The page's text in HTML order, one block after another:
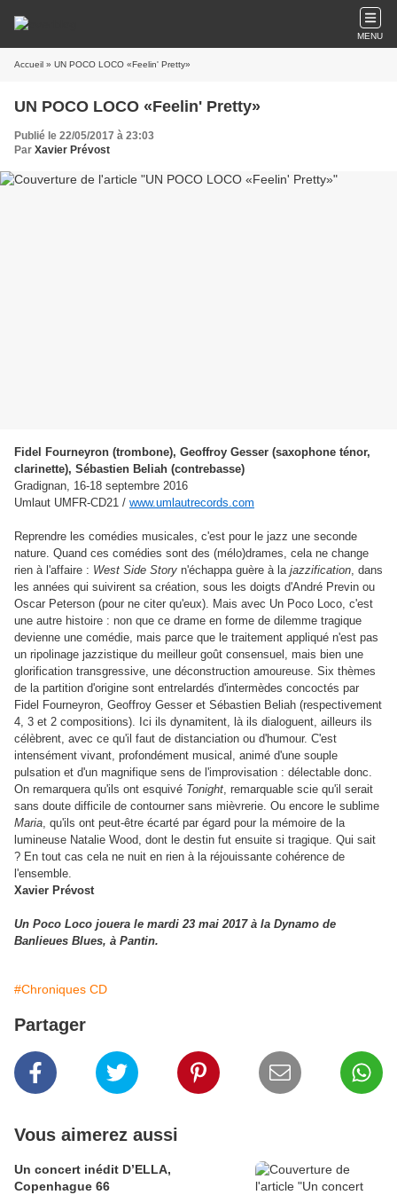
MENU
Accueil » UN POCO LOCO «Feelin' Pretty»
UN POCO LOCO «Feelin' Pretty»
Publié le 22/05/2017 à 23:03
Par Xavier Prévost
Fidel Fourneyron (trombone), Geoffroy Gesser (saxophone ténor,
clarinette), Sébastien Beliah (contrebasse)
Gradignan, 16-18 septembre 2016
Umlaut UMFR-CD21 / www.umlautrecords.com
Reprendre les comédies musicales, c'est pour le jazz une seconde
nature. Quand ces comédies sont des (mélo)drames, cela ne change
rien à l'affaire : West Side Story n'échappa guère à la jazzification, dans
les années qui suivirent sa création, sous les doigts d'André Previn ou
Oscar Peterson (pour ne citer qu'eux). Mais avec Un Poco Loco, c'est
une autre histoire : non que ce drame en forme de dilemme tragique
devienne une comédie, mais parce que le traitement appliqué n'est pas
un ripolinage jazzistique du meilleur goût consensuel, mais bien une
glorification transgressive, une déconstruction amoureuse. Six thèmes
de la partition d'origine sont entrelardés d'intermèdes concoctés par
Fidel Fourneyron, Geoffroy Gesser et Sébastien Beliah (respectivement
4, 3 et 2 compositions). Ici ils dynamitent, là ils dialoguent, ailleurs ils
célèbrent, avec ce qu'il faut de distanciation ou d'humour. C'est
intensément vivant, profondément musical, animé d'une souple
pulsation et d'un magnifique sens de l'improvisation : délectable donc.
On remarquera qu'ils ont esquivé Tonight, remarquable scie qu'il serait
sans doute difficile de contourner sans mièvrerie. Ou encore le sublime
Maria, qu'ils ont peut-être écarté par égard pour la mémoire de la
lumineuse Natalie Wood, dont le destin fut ensuite si tragique. Qui sait
? En tout cas cela ne nuit en rien à la réjouissante cohérence de
l'ensemble.
Xavier Prévost
Un Poco Loco jouera le mardi 23 mai 2017 à la Dynamo de
Banlieues Blues, à Pantin.
#Chroniques CD
Partager
Vous aimerez aussi
Un concert inédit D’ELLA,
Copenhague 66